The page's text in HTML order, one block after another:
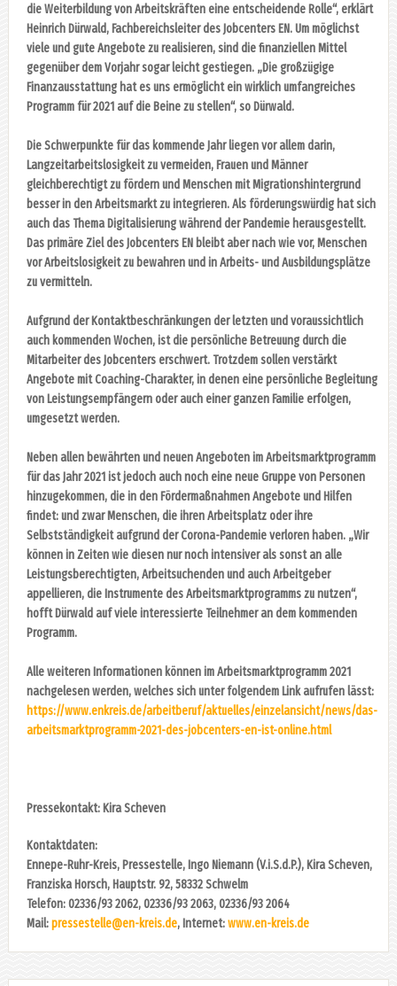
die Weiterbildung von Arbeitskräften eine entscheidende Rolle“, erklärt
Heinrich Dürwald, Fachbereichsleiter des Jobcenters EN. Um möglichst
viele und gute Angebote zu realisieren, sind die finanziellen Mittel
gegenüber dem Vorjahr sogar leicht gestiegen. „Die großzügige
Finanzausstattung hat es uns ermöglicht ein wirklich umfangreiches
Programm für 2021 auf die Beine zu stellen“, so Dürwald.
Die Schwerpunkte für das kommende Jahr liegen vor allem darin,
Langzeitarbeitslosigkeit zu vermeiden, Frauen und Männer
gleichberechtigt zu fördern und Menschen mit Migrationshintergrund
besser in den Arbeitsmarkt zu integrieren. Als förderungswürdig hat sich
auch das Thema Digitalisierung während der Pandemie herausgestellt.
Das primäre Ziel des Jobcenters EN bleibt aber nach wie vor, Menschen
vor Arbeitslosigkeit zu bewahren und in Arbeits- und Ausbildungsplätze
zu vermitteln.
Aufgrund der Kontaktbeschränkungen der letzten und voraussichtlich
auch kommenden Wochen, ist die persönliche Betreuung durch die
Mitarbeiter des Jobcenters erschwert. Trotzdem sollen verstärkt
Angebote mit Coaching-Charakter, in denen eine persönliche Begleitung
von Leistungsempfängern oder auch einer ganzen Familie erfolgen,
umgesetzt werden.
Neben allen bewährten und neuen Angeboten im Arbeitsmarktprogramm
für das Jahr 2021 ist jedoch auch noch eine neue Gruppe von Personen
hinzugekommen, die in den Fördermaßnahmen Angebote und Hilfen
findet: und zwar Menschen, die ihren Arbeitsplatz oder ihre
Selbstständigkeit aufgrund der Corona-Pandemie verloren haben. „Wir
können in Zeiten wie diesen nur noch intensiver als sonst an alle
Leistungsberechtigten, Arbeitsuchenden und auch Arbeitgeber
appellieren, die Instrumente des Arbeitsmarktprogramms zu nutzen“,
hofft Dürwald auf viele interessierte Teilnehmer an dem kommenden
Programm.
Alle weiteren Informationen können im Arbeitsmarktprogramm 2021
nachgelesen werden, welches sich unter folgendem Link aufrufen lässt:
https://www.enkreis.de/arbeitberuf/aktuelles/einzelansicht/news/das-
arbeitsmarktprogramm-2021-des-jobcenters-en-ist-online.html
Pressekontakt: Kira Scheven
Kontaktdaten:
Ennepe-Ruhr-Kreis, Pressestelle, Ingo Niemann (V.i.S.d.P.), Kira Scheven,
Franziska Horsch, Hauptstr. 92, 58332 Schwelm
Telefon: 02336/93 2062, 02336/93 2063, 02336/93 2064
Mail:pressestelle@en-kreis.de, Internet:www.en-kreis.de